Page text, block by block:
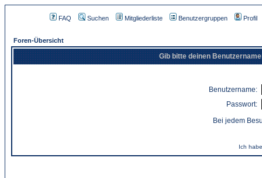
FAQ Suchen Mitgliederliste Benutzergruppen Profil
Foren-Übersicht
Gib bitte deinen
Benutzername:
Passwort:
Bei jedem
Ich